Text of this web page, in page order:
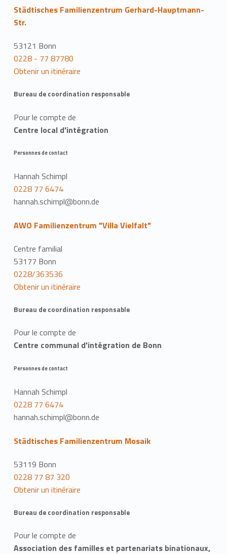
Städtisches Familienzentrum Gerhard-Hauptmann-
Str.
53121 Bonn
0228 - 77 87780
Obtenir un itinéraire
Bureau de coordination responsable
Pour le compte de
Centre local d'intégration
Personnes de contact
Hannah Schimpl
0228 77 6474
hannah.schimpl@bonn.de
AWO Familienzentrum "Villa Vielfalt"
Centre familial
53177 Bonn
0228/363536
Obtenir un itinéraire
Bureau de coordination responsable
Pour le compte de
Centre communal d'intégration de Bonn
Personnes de contact
Hannah Schimpl
0228 77 6474
hannah.schimpl@bonn.de
Städtisches Familienzentrum Mosaik
53119 Bonn
0228 77 87 320
Obtenir un itinéraire
Bureau de coordination responsable
Pour le compte de
Association des familles et partenariats binationaux,